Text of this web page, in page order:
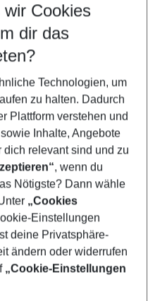
Cookies
dir das
Technologien, um
zu halten. Dadurch
Plattform verstehen und
Inhalte, Angebote
relevant sind und zu
, wenn du
Nötigste? Dann wähle
„Cookies
Einstellungen
deine Privatsphäre-
ändern oder widerrufen
„Cookie-Einstellungen